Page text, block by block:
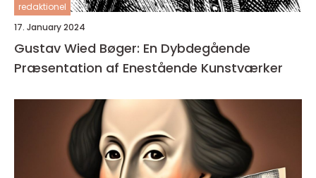
redaktionel
17. January 2024
Gustav Wied Bøger: En Dybdegående
Præsentation af Enestående Kunstværker